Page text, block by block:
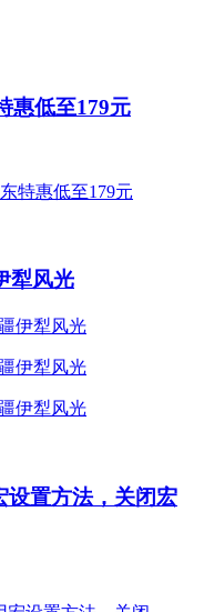
惠低至179元
犁风光
设置方法，关闭宏